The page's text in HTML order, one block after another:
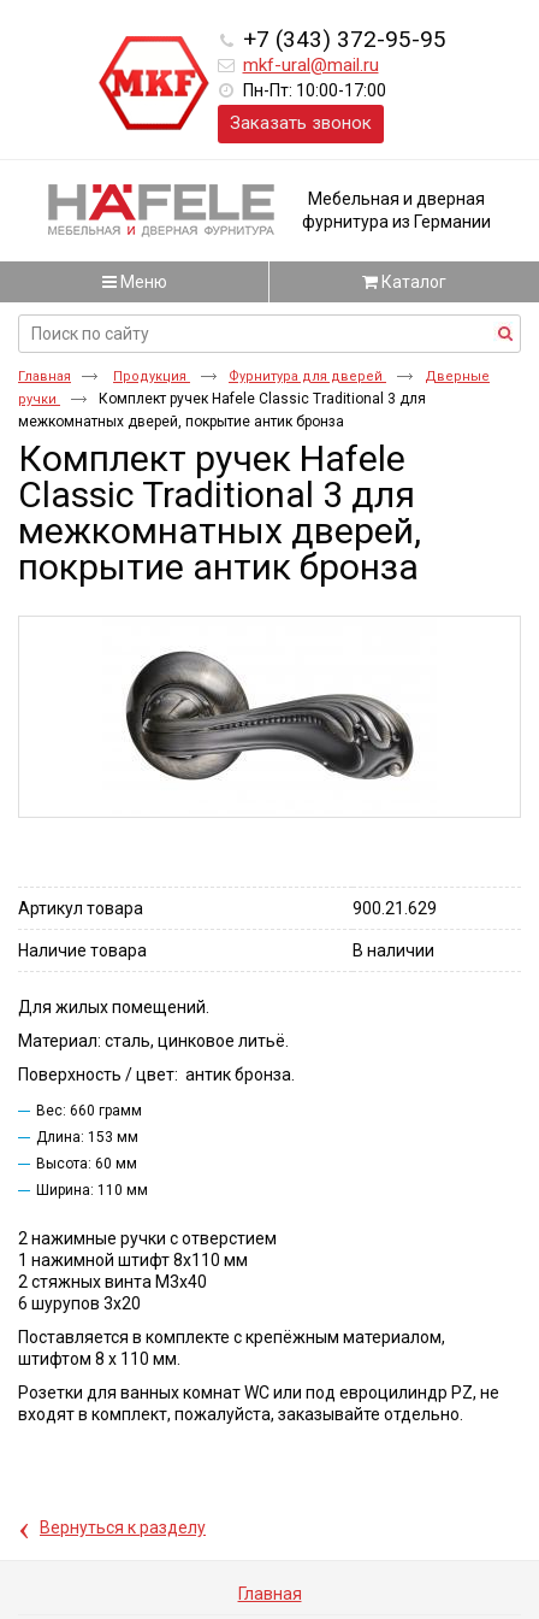
+7 (343) 372-95-95
mkf-ural@mail.ru
Пн-Пт: 10:00-17:00
Заказать звонок
Мебельная и дверная
фурнитура из Германии
Меню Каталог
Главная Продукция Фурнитура для дверей
Дверные
ручки
Комплект ручек Hafele Classic Traditional 3 для
межкомнатных дверей, покрытие антик бронза
Комплект ручек Hafele
Classic Traditional 3 для
межкомнатных дверей,
покрытие антик бронза
Артикул товара 900.21.629
Наличие товара В наличии
Для жилых помещений.
Материал: сталь, цинковое литьё.
Поверхность / цвет: антик бронза.
Вес: 660 грамм
Длина: 153 мм
Высота: 60 мм
Ширина: 110 мм
2 нажимные ручки с отверстием
1 нажимной штифт 8х110 мм
2 стяжных винта М3х40
6 шурупов 3х20
Поставляется в комплекте с крепёжным материалом,
штифтом 8 х 110 мм.
Розетки для ванных комнат WC или под евроцилиндр PZ, не
входят в комплект, пожалуйста, заказывайте отдельно.
‹ Вернуться к разделу
Главная